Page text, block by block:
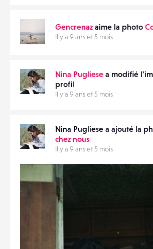
Gencrenaz aime la photo
Il y a 9 ans et 5 mois
Nina Pugliese a modifié
profil
Il y a 9 ans et 5 mois
Nina Pugliese a ajouté la
chez nous
Il y a 9 ans et 5 mois